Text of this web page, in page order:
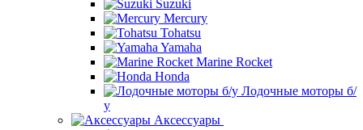
Suzuki
Mercury
Tohatsu
Yamaha
Marine Rocket
Honda
Лодочные моторы б/
у
Аксессуары